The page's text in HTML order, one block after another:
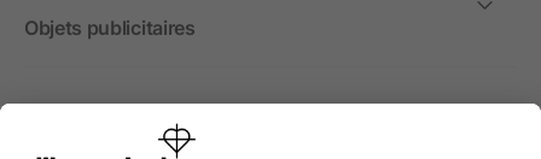
Objets publicitaires
International